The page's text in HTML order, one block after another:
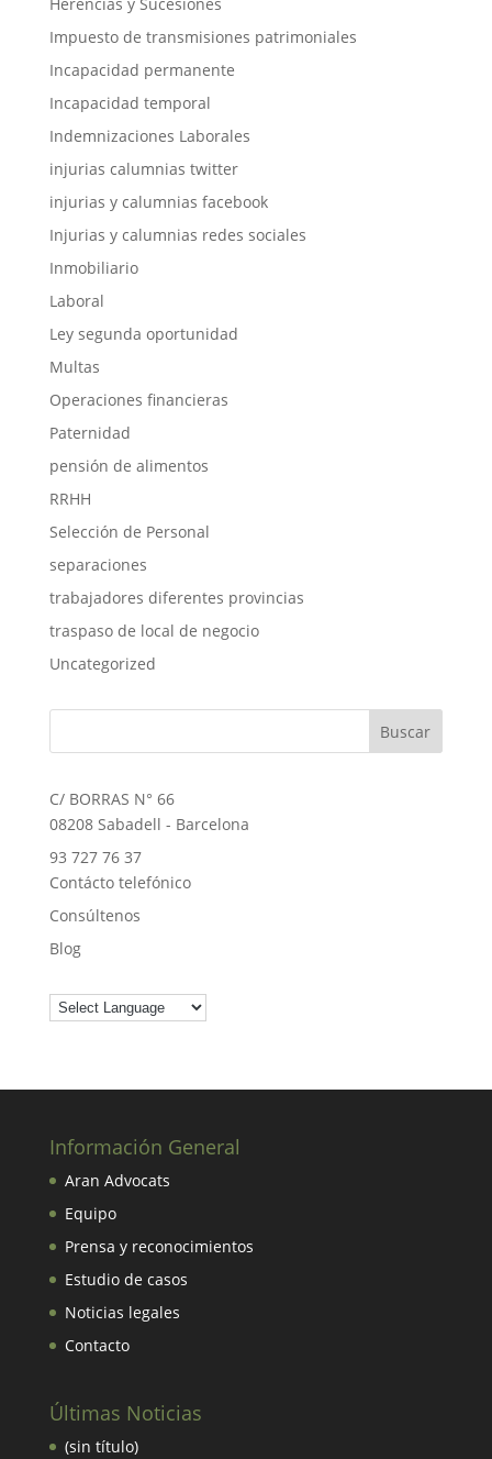
Impuesto de transmisiones patrimoniales
Incapacidad permanente
Incapacidad temporal
Indemnizaciones Laborales
injurias calumnias twitter
injurias y calumnias facebook
Injurias y calumnias redes sociales
Inmobiliario
Laboral
Ley segunda oportunidad
Multas
Operaciones financieras
Paternidad
pensión de alimentos
RRHH
Selección de Personal
separaciones
trabajadores diferentes provincias
traspaso de local de negocio
Uncategorized
C/ BORRAS N° 66
08208 Sabadell - Barcelona
93 727 76 37
Contácto telefónico
Consúltenos
Blog
Información General
Aran Advocats
Equipo
Prensa y reconocimientos
Estudio de casos
Noticias legales
Contacto
Últimas Noticias
(sin título)